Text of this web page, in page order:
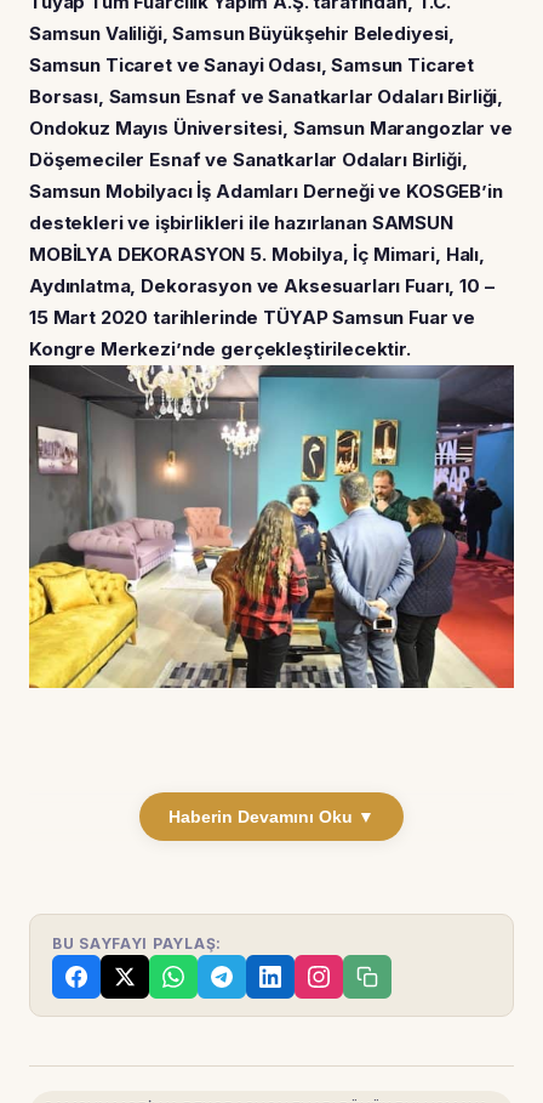
Samsun Valiliği, Samsun Büyükşehir Belediyesi,
Samsun Ticaret ve Sanayi Odası, Samsun Ticaret
Borsası, Samsun Esnaf ve Sanatkarlar Odaları Birliği,
Ondokuz Mayıs Üniversitesi, Samsun Marangozlar ve
Döşemeciler Esnaf ve Sanatkarlar Odaları Birliği,
Samsun Mobilyacı İş Adamları Derneği ve KOSGEB’in
destekleri ve işbirlikleri ile hazırlanan SAMSUN
MOBİLYA DEKORASYON 5. Mobilya, İç Mimari, Halı,
Aydınlatma, Dekorasyon ve Aksesuarları Fuarı, 10 –
15 Mart 2020 tarihlerinde TÜYAP Samsun Fuar ve
Kongre Merkezi’nde gerçekleştirilecektir.
Haberin Devamını Oku ▼
BU SAYFAYI PAYLAŞ: